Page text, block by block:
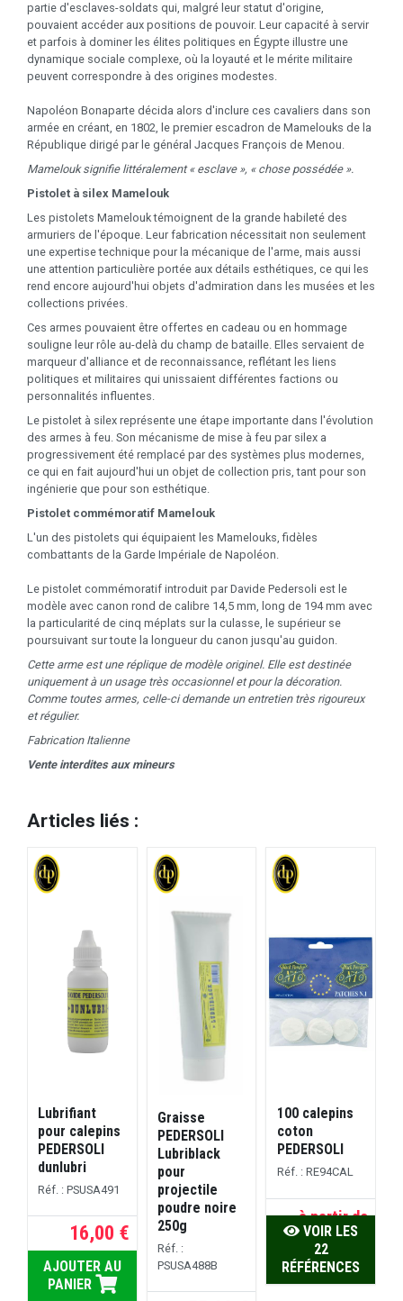
partie d'esclaves-soldats qui, malgré leur statut d'origine,
pouvaient accéder aux positions de pouvoir. Leur capacité à servir
et parfois à dominer les élites politiques en Égypte illustre une
dynamique sociale complexe, où la loyauté et le mérite militaire
peuvent correspondre à des origines modestes.
Napoléon Bonaparte décida alors d'inclure ces cavaliers dans son
armée en créant, en 1802, le premier escadron de Mamelouks de la
République dirigé par le général Jacques François de Menou.
Mamelouk signifie littéralement « esclave », « chose possédée ».
Pistolet à silex Mamelouk
Les pistolets Mamelouk témoignent de la grande habileté des
armuriers de l'époque. Leur fabrication nécessitait non seulement
une expertise technique pour la mécanique de l'arme, mais aussi
une attention particulière portée aux détails esthétiques, ce qui les
rend encore aujourd'hui objets d'admiration dans les musées et les
collections privées.
Ces armes pouvaient être offertes en cadeau ou en hommage
souligne leur rôle au-delà du champ de bataille. Elles servaient de
marqueur d'alliance et de reconnaissance, reflétant les liens
politiques et militaires qui unissaient différentes factions ou
personnalités influentes.
Le pistolet à silex représente une étape importante dans l'évolution
des armes à feu. Son mécanisme de mise à feu par silex a
progressivement été remplacé par des systèmes plus modernes,
ce qui en fait aujourd'hui un objet de collection pris, tant pour son
ingénierie que pour son esthétique.
Pistolet commémoratif Mamelouk
L'un des pistolets qui équipaient les Mamelouks, fidèles
combattants de la Garde Impériale de Napoléon.
Le pistolet commémoratif introduit par Davide Pedersoli est le
modèle avec canon rond de calibre 14,5 mm, long de 194 mm avec
la particularité de cinq méplats sur la culasse, le supérieur se
poursuivant sur toute la longueur du canon jusqu'au guidon.
Cette arme est une réplique de modèle originel. Elle est destinée
uniquement à un usage très occasionnel et pour la décoration.
Comme toutes armes, celle-ci demande un entretien très rigoureux
et régulier.
Fabrication Italienne
Vente interdites aux mineurs
Articles liés :
Lubrifiant
pour calepins
PEDERSOLI
dunlubri
Réf. : PSUSA491
16,00 €
AJOUTER AU
PANIER
Graisse
PEDERSOLI
Lubriblack
pour
projectile
poudre noire
250g
Réf. :
PSUSA488B
100 calepins
coton
PEDERSOLI
Réf. : RE94CAL
à partir de
10,00 €
VOIR LES
22
RÉFÉRENCES